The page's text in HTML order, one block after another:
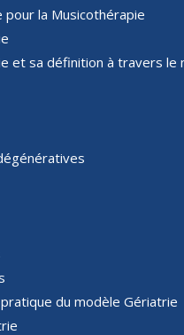
pour la Musicothérapie
et sa définition à travers le
du modèle Gériatrie